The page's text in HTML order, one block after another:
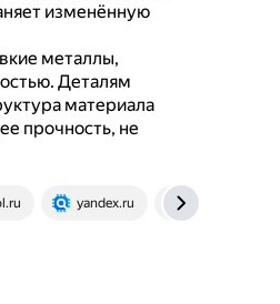
изменённую
металлы,
Деталям
материала
прочность, не
yandex.ru